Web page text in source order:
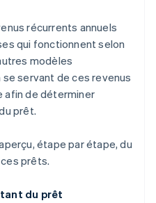
récurrents annuels
qui fonctionnent selon
modèles
servant de ces revenus
afin de déterminer
prêt.
étape par étape, du
prêts.
du prêt